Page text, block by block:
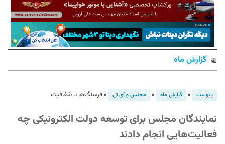
گزارش ماه
پیوست » گزارش ماه » مجلس و آی تی »فرسنگ‌ها تا شفافیت
نمایندگان مجلس برای توسعه دولت الکترونیکی چه
فعالیت‌هایی انجام دادند